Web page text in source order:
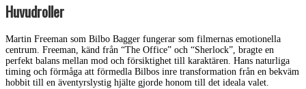
Huvudroller
Martin Freeman som Bilbo Bagger fungerar som filmernas emotionella
centrum. Freeman, känd från “The Office” och “Sherlock”, bragte en
perfekt balans mellan mod och försiktighet till karaktären. Hans naturliga
timing och förmåga att förmedla Bilbos inre transformation från en bekväm
hobbit till en äventyrslystig hjälte gjorde honom till det ideala valet.